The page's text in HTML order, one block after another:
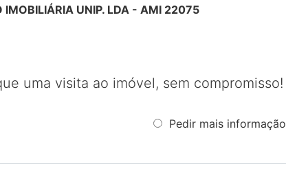
IMOBILIÁRIA UNIP. LDA - AMI 22075
uma visita ao imóvel, sem compromisso!
Pedir mais informação